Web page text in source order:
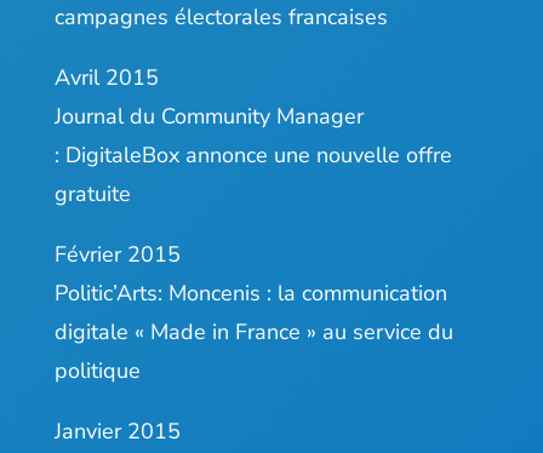
campagnes électorales francaises
Avril 2015
Journal du Community Manager
: DigitaleBox annonce une nouvelle offre
gratuite
Février 2015
Politic’Arts: Moncenis : la communication
digitale « Made in France » au service du
politique
Janvier 2015